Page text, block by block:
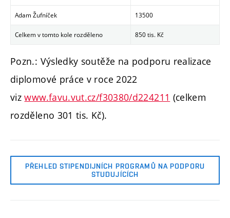
Adam Žufníček 13500
Celkem v tomto kole rozděleno 850 tis. Kč
Pozn.: Výsledky soutěže na podporu realizace
diplomové práce v roce 2022
vizwww.favu.vut.cz/f30380/d224211 (celkem
rozděleno 301 tis. Kč).
PŘEHLED STIPENDIJNÍCH PROGRAMŮ NA PODPORU
STUDUJÍCÍCH